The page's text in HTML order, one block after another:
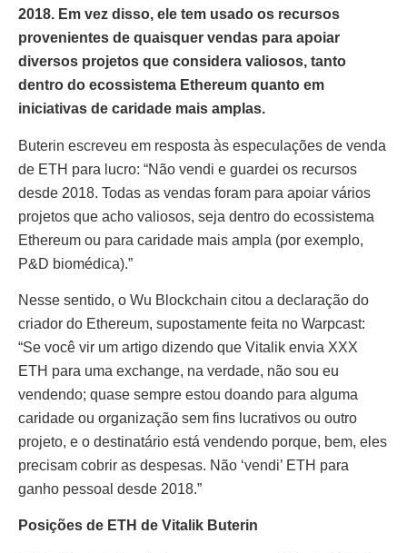
2018. Em vez disso, ele tem usado os recursos
provenientes de quaisquer vendas para apoiar
diversos projetos que considera valiosos, tanto
dentro do ecossistema Ethereum quanto em
iniciativas de caridade mais amplas.
Buterin escreveu em resposta às especulações de venda
de ETH para lucro: “Não vendi e guardei os recursos
desde 2018. Todas as vendas foram para apoiar vários
projetos que acho valiosos, seja dentro do ecossistema
Ethereum ou para caridade mais ampla (por exemplo,
P&D biomédica).”
Nesse sentido, o Wu Blockchain citou a declaração do
criador do Ethereum, supostamente feita no Warpcast:
“Se você vir um artigo dizendo que Vitalik envia XXX
ETH para uma exchange, na verdade, não sou eu
vendendo; quase sempre estou doando para alguma
caridade ou organização sem fins lucrativos ou outro
projeto, e o destinatário está vendendo porque, bem, eles
precisam cobrir as despesas. Não ‘vendi’ ETH para
ganho pessoal desde 2018.”
Posições de ETH de Vitalik Buterin